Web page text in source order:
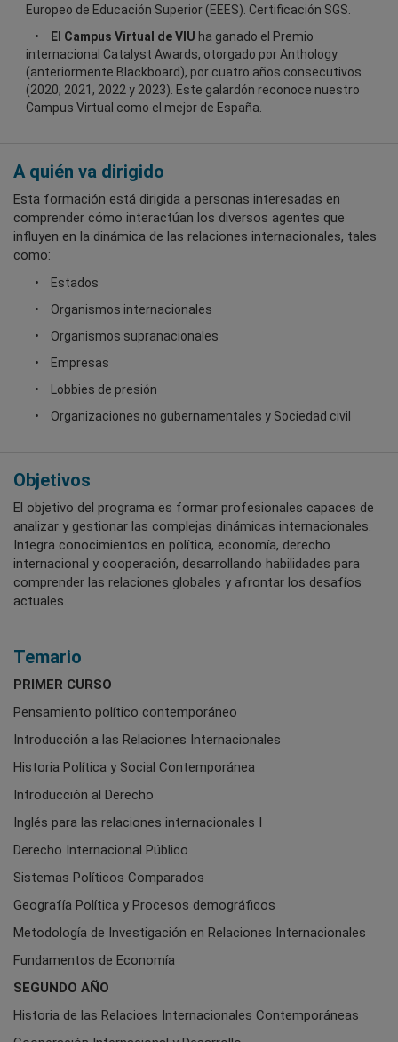
Europeo de Educación Superior (EEES). Certificación SGS.
El Campus Virtual de VIU ha ganado el Premio
internacional Catalyst Awards, otorgado por Anthology
(anteriormente Blackboard), por cuatro años consecutivos
(2020, 2021, 2022 y 2023). Este galardón reconoce nuestro
Campus Virtual como el mejor de España.
A quién va dirigido
Esta formación está dirigida a personas interesadas en
comprender cómo interactúan los diversos agentes que
influyen en la dinámica de las relaciones internacionales, tales
como:
Estados
Organismos internacionales
Organismos supranacionales
Empresas
Lobbies de presión
Organizaciones no gubernamentales y Sociedad civil
Objetivos
El objetivo del programa es formar profesionales capaces de
analizar y gestionar las complejas dinámicas internacionales.
Integra conocimientos en política, economía, derecho
internacional y cooperación, desarrollando habilidades para
comprender las relaciones globales y afrontar los desafíos
actuales.
Temario
PRIMER CURSO
Pensamiento político contemporáneo
Introducción a las Relaciones Internacionales
Historia Política y Social Contemporánea
Introducción al Derecho
Inglés para las relaciones internacionales I
Derecho Internacional Público
Sistemas Políticos Comparados
Geografía Política y Procesos demográficos
Metodología de Investigación en Relaciones Internacionales
Fundamentos de Economía
SEGUNDO AÑO
Historia de las Relacioes Internacionales Contemporáneas